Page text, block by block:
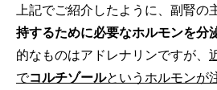
上記でご紹介したように、副腎の
持するために必要なホルモンを分
的なものはアドレナリンですが、
でコルチゾールというホルモンが